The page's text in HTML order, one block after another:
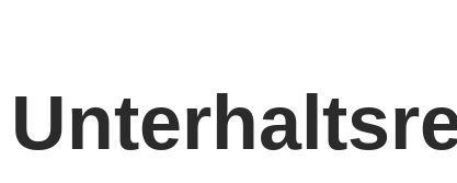
Inhalt
springen